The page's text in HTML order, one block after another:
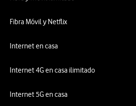
Fibra Móvil y Netflix
Internet en casa
Internet 4G en casa ilimitado
Internet 5G en casa